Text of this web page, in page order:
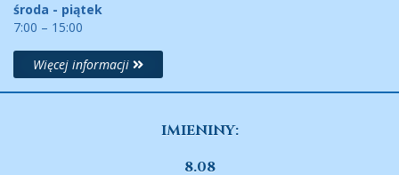
środa - piątek
7:00 – 15:00
Więcej informacji
IMIENINY:
8.08